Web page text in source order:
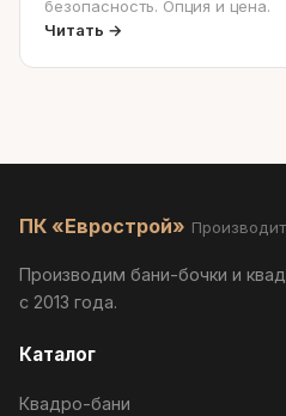
безопасность. Опция и цена.
Читать →
ПК «Еврострой»
Производим бани-бочки и
с 2013 года.
Каталог
Квадро-бани